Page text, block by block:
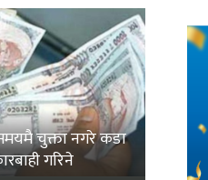
चुक्ता नगरे कडा
गरिने